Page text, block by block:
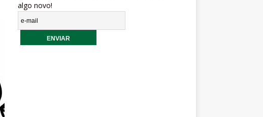
algo novo!